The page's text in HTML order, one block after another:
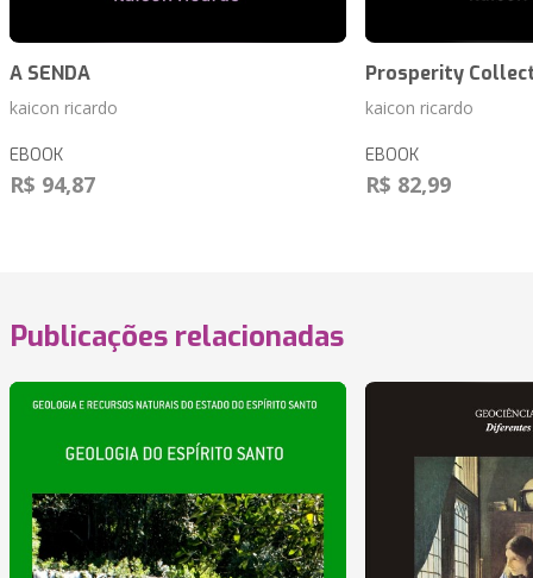
A SENDA
kaicon ricardo
EBOOK
R$ 94,87
Prosperity
kaicon ricardo
EBOOK
R$ 82,99
Publicações relacionadas